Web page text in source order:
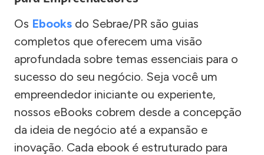
Os Ebooks do Sebrae/PR são guias
completos que oferecem uma visão
aprofundada sobre temas essenciais para o
sucesso do seu negócio. Seja você um
empreendedor iniciante ou experiente,
nossos eBooks cobrem desde a concepção
da ideia de negócio até a expansão e
inovação. Cada ebook é estruturado para